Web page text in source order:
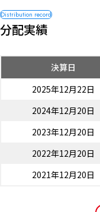
分配実績
決算日
2025年12月22日
2024年12月20日
2023年12月20日
2022年12月20日
2021年12月20日